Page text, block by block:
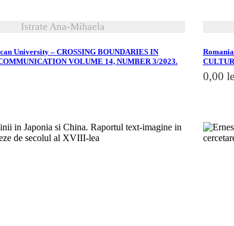
Istrate Ana-Mihaela
University – CROSSING BOUNDARIES IN
VOLUME 14, NUMBER 3/2023.
0,00